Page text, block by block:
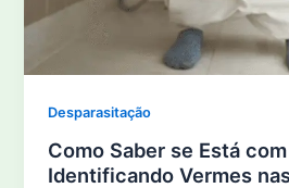
Desparasitação
Como Saber se Está
Identificando Vermes